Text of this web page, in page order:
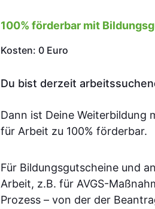
100% förderbar mit
Kosten: 0 Euro
Du bist derzeit
Dann ist Deine Weiterbildung
für Arbeit zu 100% förderbar.
Für Bildungsgutscheine und
Arbeit, z.B. für AVGS-
Prozess – von der der